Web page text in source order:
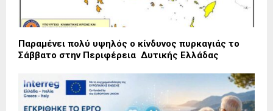
Παραμένει πολύ υψηλός ο κίνδυνος πυρκαγιάς το
Σάββατο στην Περιφέρεια Δυτικής Ελλάδας